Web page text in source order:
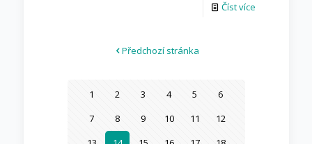
Číst více
Předchozí stránka
1 2 3 4 5
6
7
8 9 10 11
12